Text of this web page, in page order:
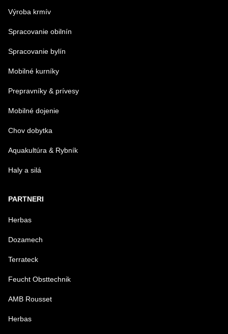
Výroba krmív
Spracovanie obilnín
Spracovanie bylín
Mobilné kurníky
Prepravníky & prívesy
Mobilné dojenie
Chov dobytka
Aquakultúra & Rybník
Haly a silá
PARTNERI
Herbas
Dozamech
Terrateck
Feucht Obsttechnik
AMB Rousset
Herbas